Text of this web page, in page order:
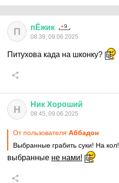
П пЁжик
08:39, 09.06.2025
Питухова када на шконку?
Н Ник Хороший
08:45, 09.06.2025
От пользователя Аббадон
Выбранные грабить суки! На кол!
выбранные не нами!